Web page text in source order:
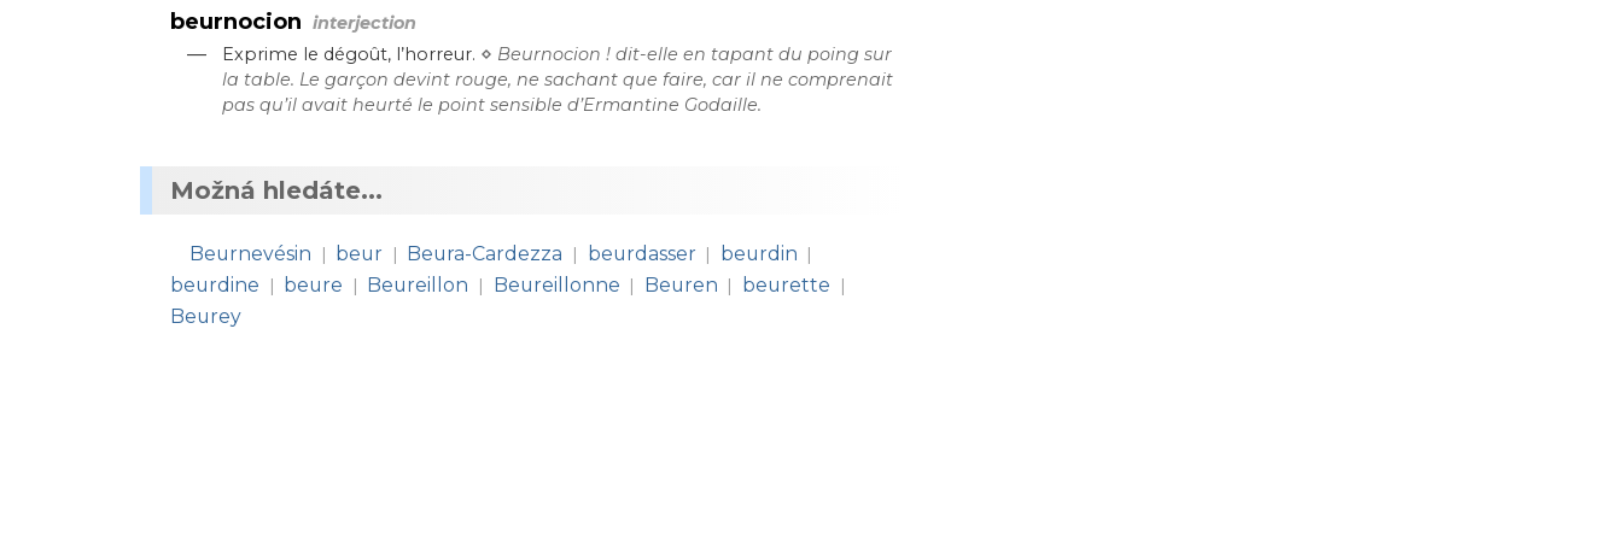
beurnocion interjection
— Exprime le dégoût, l’horreur. ⋄ Beurnocion ! dit-elle en tapant du poing sur
la table. Le garçon devint rouge, ne sachant que faire, car il ne comprenait
pas qu’il avait heurté le point sensible d’Ermantine Godaille.
Možná hledáte...
Beurnevésin | beur | Beura-Cardezza | beurdasser | beurdin |
beurdine | beure | Beureillon | Beureillonne | Beuren | beurette |
Beurey